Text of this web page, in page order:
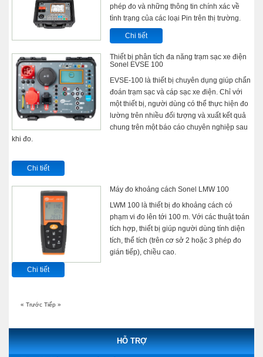
phép đo và những thông tin chính xác về
tình trạng của các loại Pin trên thị trường.
Chi tiết
Thiết bị phân tích đa năng trạm sạc xe điện
Sonel EVSE 100
EVSE-100 là thiết bị chuyên dụng giúp chẩn
đoán trạm sạc và cáp sạc xe điện. Chỉ với
một thiết bị, người dùng có thể thực hiện đo
lường trên nhiều đối tượng và xuất kết quả
chung trên một báo cáo chuyên nghiệp sau
khi đo.
Chi tiết
Máy đo khoảng cách Sonel LMW 100
LWM 100 là thiết bị đo khoảng cách có
phạm vi đo lên tới 100 m. Với các thuật toán
tích hợp, thiết bị giúp người dùng tính diện
tích, thể tích (trên cơ sở 2 hoặc 3 phép đo
gián tiếp), chiều cao.
Chi tiết
« Trước Tiếp »
HỖ TRỢ